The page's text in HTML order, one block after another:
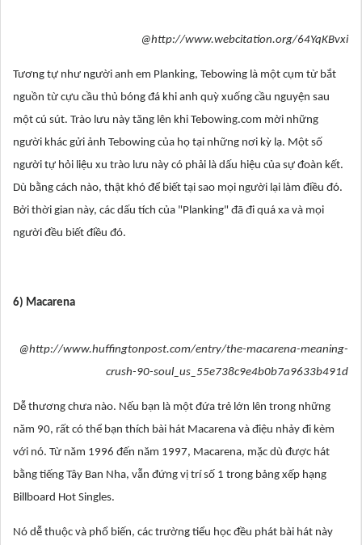
@http://www.webcitation.org/64YqKBvxi
Tương tự như người anh em Planking, Tebowing là một cụm từ bắt
nguồn từ cựu cầu thủ bóng đá khi anh quỳ xuống cầu nguyện sau
một cú sút. Trào lưu này tăng lên khi Tebowing.com mời những
người khác gửi ảnh Tebowing của họ tại những nơi kỳ lạ. Một số
người tự hỏi liệu xu trào lưu này có phải là dấu hiệu của sự đoàn kết.
Dù bằng cách nào, thật khó để biết tại sao mọi người lại làm điều đó.
Bởi thời gian này, các dấu tích của "Planking" đã đi quá xa và mọi
người đều biết điều đó.
6) Macarena
@http://www.huffingtonpost.com/entry/the-macarena-meaning-
crush-90-soul_us_55e738c9e4b0b7a9633b491d
Dễ thương chưa nào. Nếu bạn là một đứa trẻ lớn lên trong những
năm 90, rất có thể bạn thích bài hát Macarena và điệu nhảy đi kèm
với nó. Từ năm 1996 đến năm 1997, Macarena, mặc dù được hát
bằng tiếng Tây Ban Nha, vẫn đứng vị trí số 1 trong bảng xếp hạng
Billboard Hot Singles.
Nó dễ thuộc và phổ biến, các trường tiểu học đều phát bài hát này